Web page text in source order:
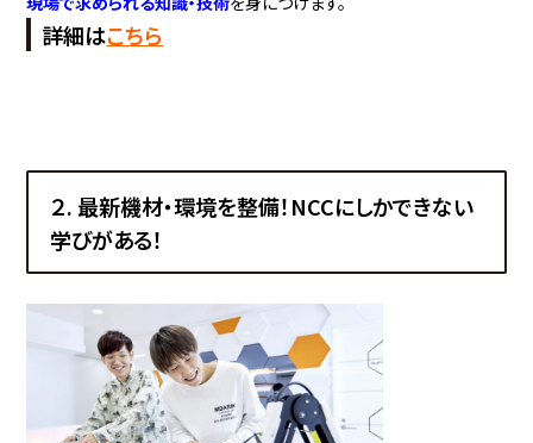
詳細はこちら
２. 最新機材・環境を整備！NCCにしかできない
学びがある！